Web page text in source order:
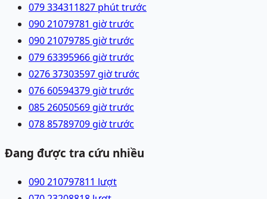
079 334311827 phút trước
090 21079781 giờ trước
090 21079785 giờ trước
079 63395966 giờ trước
0276 37303597 giờ trước
076 60594379 giờ trước
085 26050569 giờ trước
078 85789709 giờ trước
Đang được tra cứu nhiều
090 210797811 lượt